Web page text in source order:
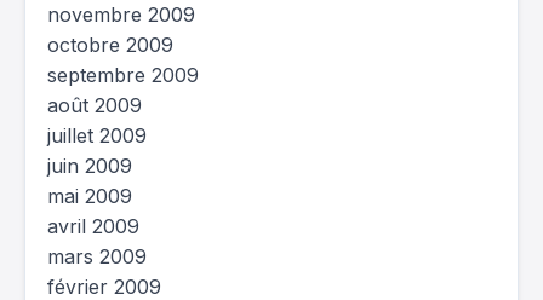
novembre 2009
octobre 2009
septembre 2009
août 2009
juillet 2009
juin 2009
mai 2009
avril 2009
mars 2009
février 2009